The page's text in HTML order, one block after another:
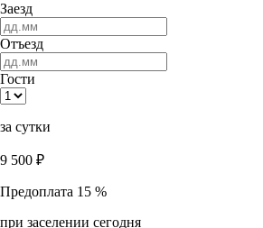
Заезд
Отъезд
Гости
за сутки
9 500 ₽
Предоплата 15 %
при заселении сегодня